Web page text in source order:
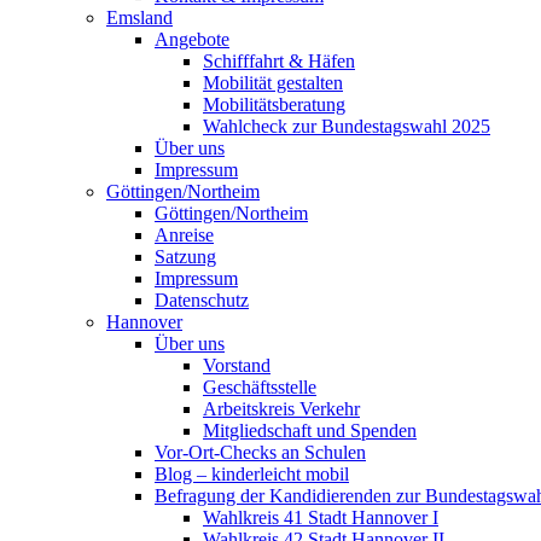
Emsland
Angebote
Schifffahrt & Häfen
Mobilität gestalten
Mobilitätsberatung
Wahlcheck zur Bundestagswahl 2025
Über uns
Impressum
Göttingen/Northeim
Göttingen/Northeim
Anreise
Satzung
Impressum
Datenschutz
Hannover
Über uns
Vorstand
Geschäftsstelle
Arbeitskreis Verkehr
Mitgliedschaft und Spenden
Vor-Ort-Checks an Schulen
Blog – kinderleicht mobil
Befragung der Kandidierenden zur
Wahlkreis 41 Stadt Hannover I